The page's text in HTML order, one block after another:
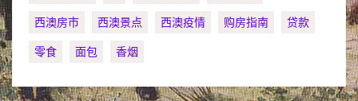
西澳房市
西澳景点 西澳疫情 购房指南
贷款
零食
面包 香烟